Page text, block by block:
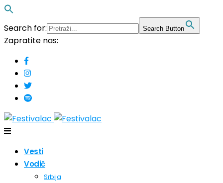
Search for: Search Button
Zapratite nas:
Vesti
Vodič
Srbija